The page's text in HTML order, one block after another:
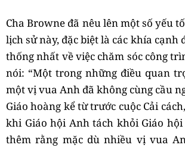
Cha Browne đã nêu lên một số yếu
lịch sử này, đặc biệt là các khía cạnh
thống nhất về việc chăm sóc công
nói: “Một trong những điều quan
một vị vua Anh đã không cùng cầu
Giáo hoàng kể từ trước cuộc Cải
khi Giáo hội Anh tách khỏi Giáo hội
thêm rằng mặc dù nhiều vị vua